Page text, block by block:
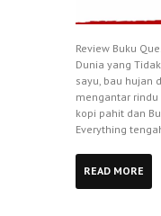
Review Buku
Dunia yang
sayu, bau hujan
mengantar rindu
kopi pahit dan
Everything
READ MORE